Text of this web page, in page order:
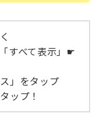
すべて表示」☛
」をタップ
ップ！